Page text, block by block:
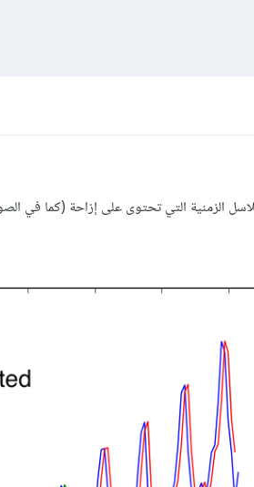
الزمنية التي تحتوى على إزاحة (كما في